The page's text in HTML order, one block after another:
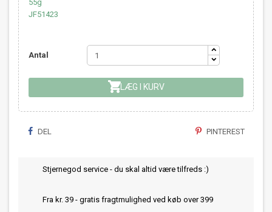
Antal
 LÆG I KURV
DEL PINTEREST
Stjernegod service - du skal altid være tilfreds :)
Fra kr. 39 - gratis fragtmulighed ved køb over 399